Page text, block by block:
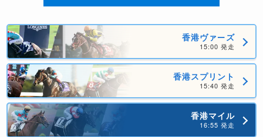
香港ヴァーズ
15:00 発走
香港スプリント
15:40 発走
香港マイル
16:55 発走